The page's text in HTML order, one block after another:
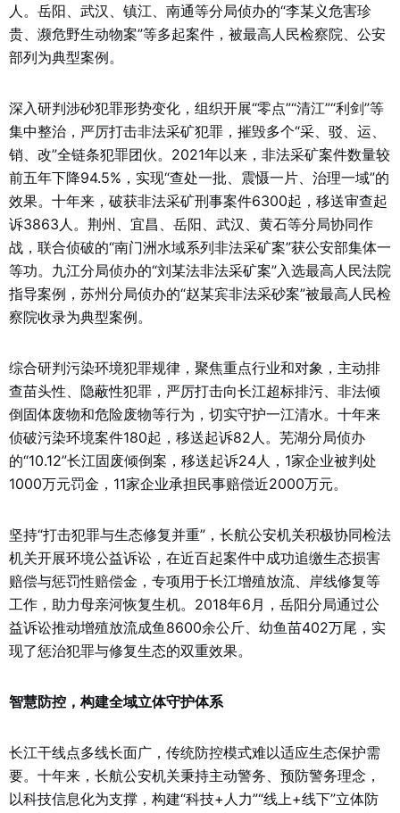
人。岳阳、武汉、镇江、南通等分局侦办的“李某义危害珍
贵、濒危野生动物案”等多起案件，被最高人民检察院、公安
部列为典型案例。
深入研判涉砂犯罪形势变化，组织开展“零点”“清江”“利剑”等
集中整治，严厉打击非法采矿犯罪，摧毁多个“采、驳、运、
销、改”全链条犯罪团伙。2021年以来，非法采矿案件数量较
前五年下降94.5%，实现“查处一批、震慑一片、治理一域”的
效果。十年来，破获非法采矿刑事案件6300起，移送审查起
诉3863人。荆州、宜昌、岳阳、武汉、黄石等分局协同作
战，联合侦破的“南门洲水域系列非法采矿案”获公安部集体一
等功。九江分局侦办的“刘某法非法采矿案”入选最高人民法院
指导案例，苏州分局侦办的“赵某宾非法采砂案”被最高人民检
察院收录为典型案例。
综合研判污染环境犯罪规律，聚焦重点行业和对象，主动排
查苗头性、隐蔽性犯罪，严厉打击向长江超标排污、非法倾
倒固体废物和危险废物等行为，切实守护一江清水。十年来
侦破污染环境案件180起，移送起诉82人。芜湖分局侦办
的“10.12”长江固废倾倒案，移送起诉24人，1家企业被判处
1000万元罚金，11家企业承担民事赔偿近2000万元。
坚持“打击犯罪与生态修复并重”，长航公安机关积极协同检法
机关开展环境公益诉讼，在近百起案件中成功追缴生态损害
赔偿与惩罚性赔偿金，专项用于长江增殖放流、岸线修复等
工作，助力母亲河恢复生机。2018年6月，岳阳分局通过公
益诉讼推动增殖放流成鱼8600余公斤、幼鱼苗402万尾，实
现了惩治犯罪与修复生态的双重效果。
智慧防控，构建全域立体守护体系
长江干线点多线长面广，传统防控模式难以适应生态保护需
要。十年来，长航公安机关秉持主动警务、预防警务理念，
以科技信息化为支撑，构建“科技+人力”“线上+线下”立体防